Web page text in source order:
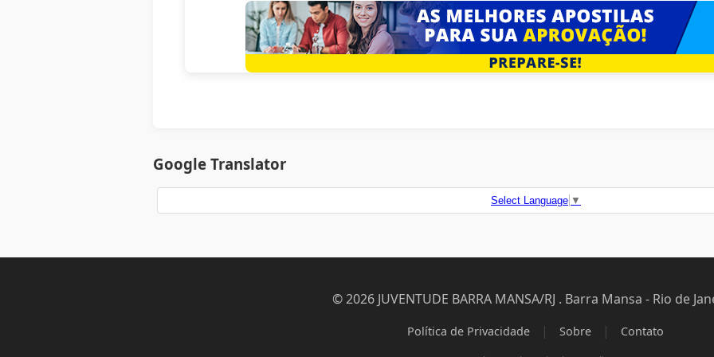
Google Translator
Select Language ▼
© 2026 JUVENTUDE BARRA MANSA/RJ . Barra Mansa - Rio de
Política de Privacidade | Sobre | Contato